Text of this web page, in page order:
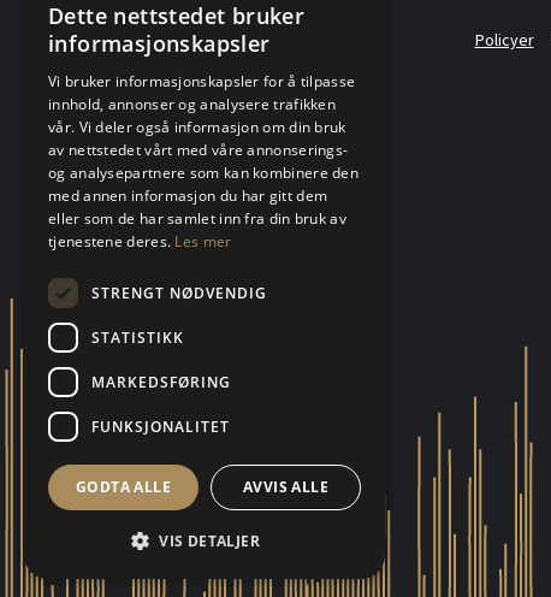
Policyer
Dette nettstedet bruker
informasjonskapsler
Vi bruker informasjonskapsler for å tilpasse
innhold, annonser og analysere trafikken
vår. Vi deler også informasjon om din bruk
av nettstedet vårt med våre annonserings-
og analysepartnere som kan kombinere den
med annen informasjon du har gitt dem
eller som de har samlet inn fra din bruk av
tjenestene deres. Les mer
STRENGT NØDVENDIG
STATISTIKK
MARKEDSFØRING
FUNKSJONALITET
GODTA ALLE AVVIS ALLE
VIS DETALJER